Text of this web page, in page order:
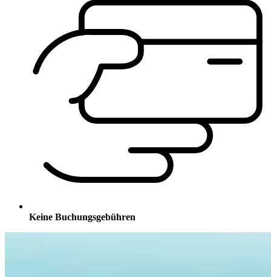
Keine Buchungsgebühren